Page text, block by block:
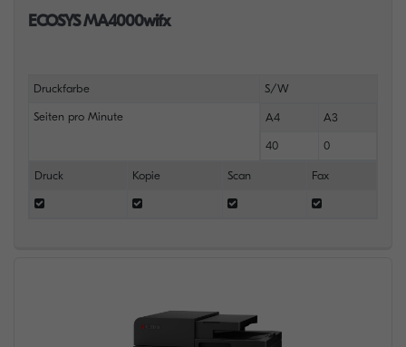
ECOSYS MA4000wifx
Druckfarbe S/W
Seiten pro Minute A4 A3
40 0
Druck Kopie Scan Fax